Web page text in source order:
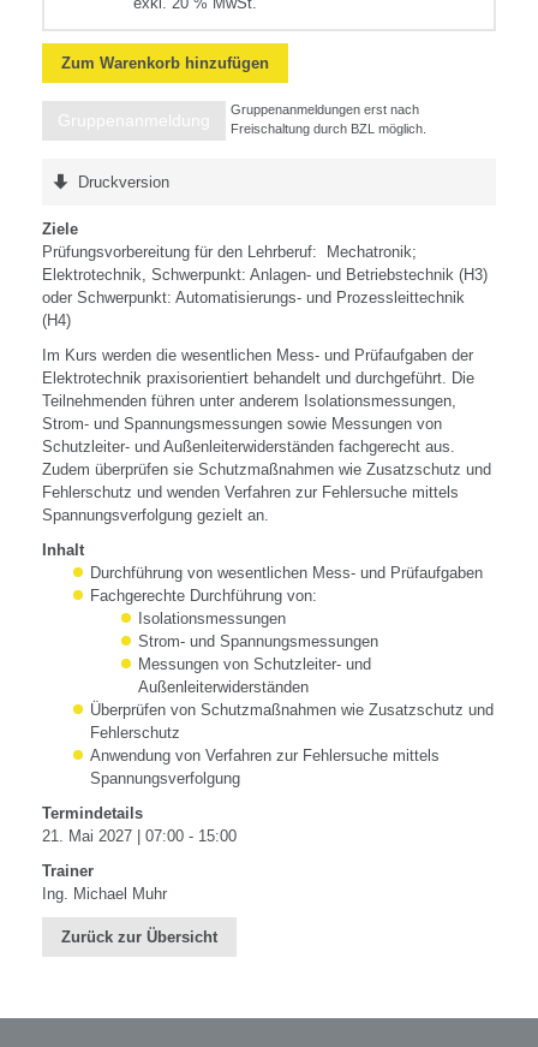
Zum Warenkorb hinzufügen
Gruppenanmeldung
Gruppenanmeldungen erst nach
Freischaltung durch BZL möglich.
Druckversion
Ziele
Prüfungsvorbereitung für den Lehrberuf: Mechatronik;
Elektrotechnik, Schwerpunkt: Anlagen- und Betriebstechnik (H3)
oder Schwerpunkt: Automatisierungs- und Prozessleittechnik
(H4)
Im Kurs werden die wesentlichen Mess- und Prüfaufgaben der
Elektrotechnik praxisorientiert behandelt und durchgeführt. Die
Teilnehmenden führen unter anderem Isolationsmessungen,
Strom- und Spannungsmessungen sowie Messungen von
Schutzleiter- und Außenleiterwiderständen fachgerecht aus.
Zudem überprüfen sie Schutzmaßnahmen wie Zusatzschutz und
Fehlerschutz und wenden Verfahren zur Fehlersuche mittels
Spannungsverfolgung gezielt an.
Inhalt
Durchführung von wesentlichen Mess- und Prüfaufgaben
Fachgerechte Durchführung von:
Isolationsmessungen
Strom- und Spannungsmessungen
Messungen von Schutzleiter- und
Außenleiterwiderständen
Überprüfen von Schutzmaßnahmen wie Zusatzschutz und
Fehlerschutz
Anwendung von Verfahren zur Fehlersuche mittels
Spannungsverfolgung
Termindetails
21. Mai 2027 | 07:00 - 15:00
Trainer
Ing. Michael Muhr
Zurück zur Übersicht